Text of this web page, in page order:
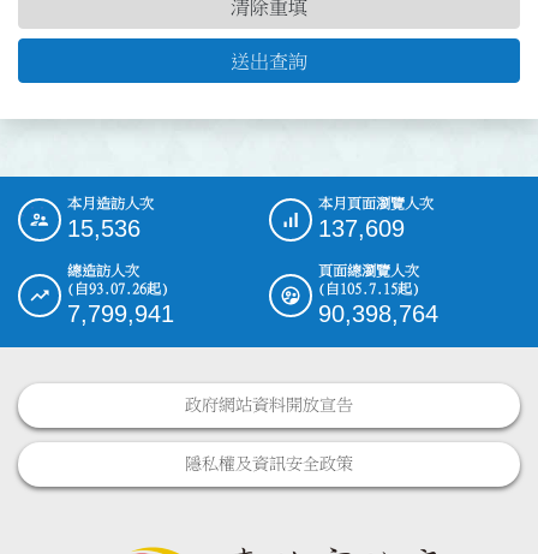
送出查詢
清除重填
::: 本月造訪人次
15,536
本月頁面瀏覽人次
137,609
總造訪人次
(自93.07.26起)
7,799,941
頁面總瀏覽人次
(自105.7.15起)
90,398,764
政府網站資料開放宣告
隱私權及資訊安全政策